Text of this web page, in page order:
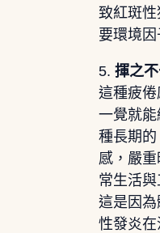
致紅斑
要環境因
5. 揮之
這種疲
一覺就
種長期
感，嚴重
常生活與
這是因
性發炎在